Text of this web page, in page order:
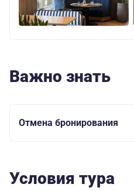
Важно знать
Отмена бронирования
Условия тура